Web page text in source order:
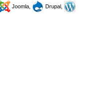
Joomla,
Drupal,